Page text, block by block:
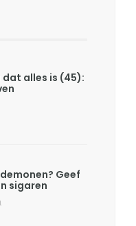
dat alles is (45):
Geef
sigaren